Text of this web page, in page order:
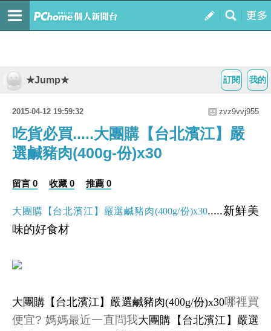
我的
訂閱
★Jump★
2015-04-12 19:59:32 zvz9vvj955
吃貨必買.....大團購【台北濱江】嚴
選鹹豬肉(400g-份)x30
留言 0 收藏 0 推薦 0
大團購【台北濱江】嚴選鹹豬肉(400g/份)x30.....新鮮美
味的好食材
大團購【台北濱江】嚴選鹹豬肉(400g/份)x30哪裡買
便宜? 媽媽最近一直問我大團購【台北濱江】嚴選